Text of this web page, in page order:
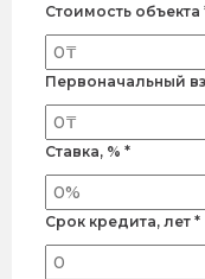
Стоимость объекта
Первоначальный
Ставка, % *
Срок кредита, лет *